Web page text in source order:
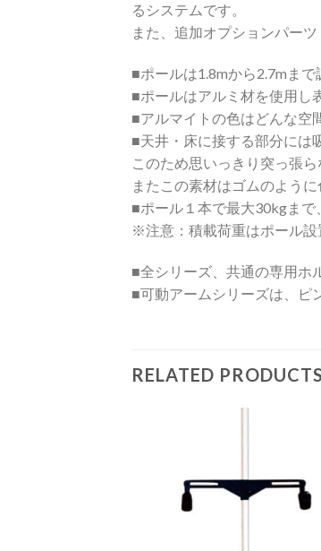
るシステムです。
また、追加オプションパー
■ポールは1.8mから2.7mまで
■ポールはアルミ材を使用し
■アルマイトの色はどんな空
■天井・床に接する部分には
このため思いっきり突っ張
またこの素材はゴムのよう
■ポール１本で最大30kgまで
※注意：積載荷重はポール設
■全シリーズ、共通の専用ホ
■可動アームシリーズは、ピ
RELATED PRODUCTS